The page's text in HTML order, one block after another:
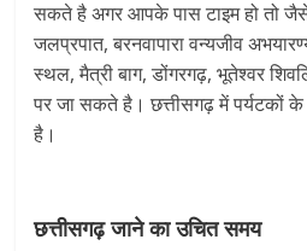
सकते है अगर आपके पास टाइम हो तो
जलप्रपात, बरनवापारा वन्यजीव
स्थल, मैत्री बाग, डोंगरगढ़, भूतेश्वर
पर जा सकते है। छत्तीसगढ़ में पर्यटकों
है।
छत्तीसगढ़ जाने का उचित समय